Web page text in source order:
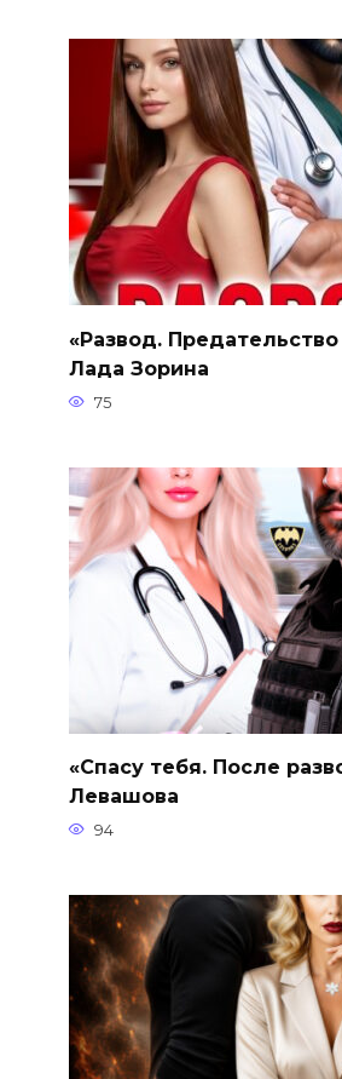
«Развод. Предательство
Лада Зорина
75
«Спасу тебя. После
Левашова
94